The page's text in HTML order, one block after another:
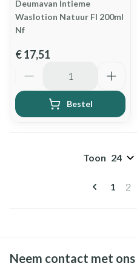
Deumavan Intieme
Waslotion Natuur Fl 200ml
Nf
€ 17,51
Bestel
U
1 2
Toon
Neem contact met